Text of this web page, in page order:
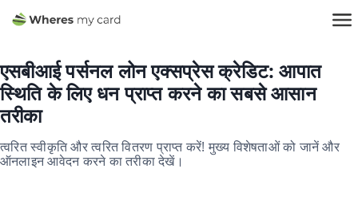
एसबीआई पर्सनल लोन एक्सप्रेस क्रेडिट: आपात
स्थिति के लिए धन प्राप्त करने का सबसे आसान
तरीका
त्वरित स्वीकृति और त्वरित वितरण प्राप्त करें! मुख्य विशेषताओं को जानें और
ऑनलाइन आवेदन करने का तरीका देखें।